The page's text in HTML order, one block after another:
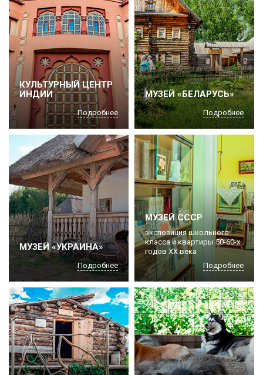
КУЛЬТУРНЫЙ ЦЕНТР
ИНДИИ
Подробнее
МУЗЕЙ «БЕЛАРУСЬ»
Подробнее
МУЗЕЙ «УКРАИНА»
Подробнее
МУЗЕЙ СССР
экспозиция школьного
класса и квартиры 50-60-х
годов ХХ века
Подробнее